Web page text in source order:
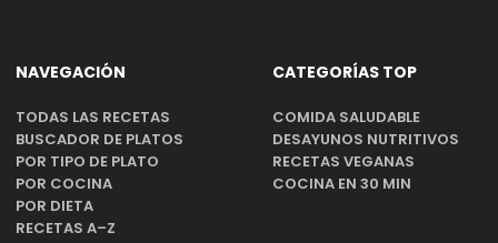
NAVEGACIÓN
TODAS LAS RECETAS
BUSCADOR DE PLATOS
POR TIPO DE PLATO
POR COCINA
POR DIETA
RECETAS A–Z
CATEGORÍAS TOP
COMIDA SALUDABLE
DESAYUNOS NUTRITIVOS
RECETAS VEGANAS
COCINA EN 30 MIN